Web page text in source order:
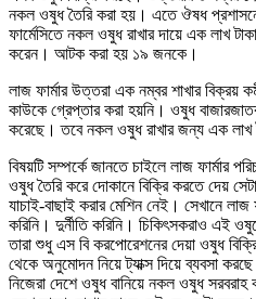
নকল ওষুধ তৈরি করা হয়। এতে ঔষধ
ফার্মেসিতে নকল ওষুধ রাখার দায়ে এক লাখ
করেন। আটক করা হয় ১৯ জনকে।
লাজ ফার্মার উত্তরা এক নম্বর শাখার বিক্রয়
কাউকে গ্রেপ্তার করা হয়নি। ওষুধ
করেছে। তবে নকল ওষুধ রাখার জন্য এক লাখ
বিষয়টি সম্পর্কে জানতে চাইলে লাজ ফার্মার
ওষুধ তৈরি করে দোকানে বিক্রি করতে দেয়
যাচাই-বাছাই করার মেশিন নেই। সেখানে
করিনি। দুর্নীতি করিনি। চিকিৎসকরাও এই
তারা শুধু এস বি করপোরেশনের দেয়া ওষুধ
থেকে অনুমোদন নিয়ে ট্যাক্স দিয়ে ব্যবসা
নিজেরা দেশে ওষুধ বানিয়ে নকল ওষুধ